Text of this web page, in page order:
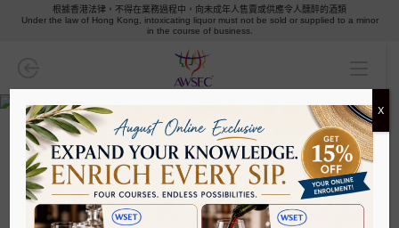
WSET葡萄酒
葡萄酒品酒班/大師班
專業/地區課程
根據香港法律，不得在業務過程中，向未成年人售賣或供應令人醺醉的酒類
Under the law of Hong Kong, intoxicating liquor must not be sold or supplied to a minor
in the course of business.
葡萄酒
AWSEC 砵酒學院課程
X